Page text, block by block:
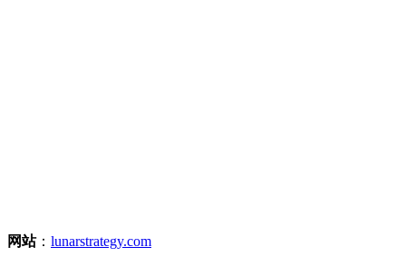
网站： lunarstrategy.com